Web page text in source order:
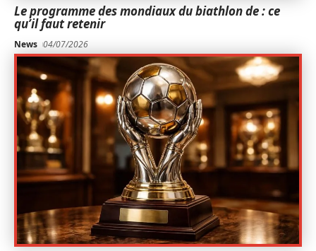
Le programme des mondiaux du biathlon de : ce
qu’il faut retenir
News 04/07/2026